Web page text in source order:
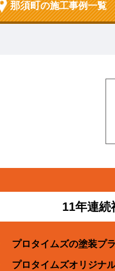
那須町の施工事例一覧
11年連続
プロタイムズの塗装プ
プロタイムズオリジナ